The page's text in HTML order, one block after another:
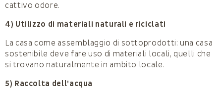
cattivo odore.
4) Utilizzo di materiali naturali e riciclati
La casa come assemblaggio di sottoprodotti: una casa
sostenibile deve fare uso di materiali locali, quelli che
si trovano naturalmente in ambito locale.
5) Raccolta dell’acqua